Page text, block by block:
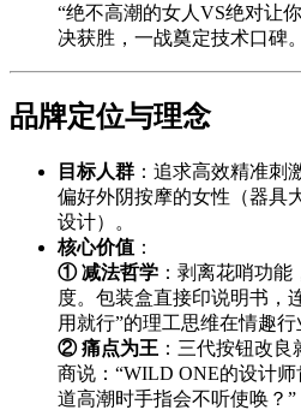
“绝不高潮的女人VS绝对让
决获胜，一战奠定技术口碑。
品牌定位与理念
目标人群 ：追求高效精准刺
偏好外阴按摩的女性（器具
设计）。
核心价值 ：
① 减法哲学 ：剥离花哨功
度。包装盒直接印说明书
用就行”的理工思维在情趣行
② 痛点为王 ：三代按钮改
商说：“WILD ONE的设计
道高潮时手指会不听使唤？”